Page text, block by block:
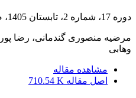
دوره 17، شماره 2، تابستان 1405، صفحه
مرضیه منصوری گندمانی، رضا
وهابی
مشاهده مقاله
اصل مقاله 710.54 K